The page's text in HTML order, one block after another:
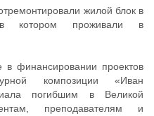
жилой блок в
в котором проживали в
в финансировании проектов
композиции «Иван
погибшим в Великой
преподавателям и